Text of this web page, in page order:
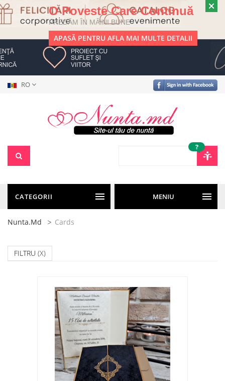
O Poveste Care Continuă
PREDĂM ÎN MÂINI BUNE
APASĂ PENTRU AFLA MAI MULTE DETALII
RO
?
CATEGORII MENIU
Nunta.md Cards
FILTRU (X)